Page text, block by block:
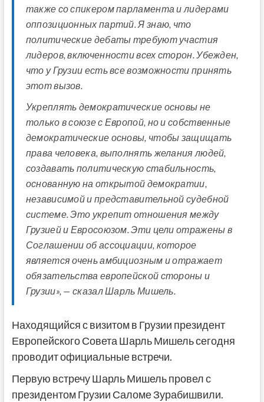
также со спикером парламента и лидерами
оппозиционных партий. Я знаю, что
политические дебаты требуют участия
лидеров, включенности всех сторон. Убежден,
что у Грузии есть все возможности принять
этот вызов.
Укреплять демократические основы не
только в союзе с Европой, но и собственные
демократические основы, чтобы защищать
права человека, выполнять желания людей,
создавать политическую стабильность,
основанную на открытой демократии,
независимой и представительной судебной
системе. Это укрепит отношения между
Грузией и Евросоюзом. Эти цели отражены в
Соглашении об ассоциации, которое
является очень амбициозным и отражает
обязательства европейской стороны и
Грузии», — сказал Шарль Мишель.
Находящийся с визитом в Грузии президент
Европейского Совета Шарль Мишель сегодня
проводит официальные встречи.
Первую встречу Шарль Мишель провел с
президентом Грузии Саломе Зурабишвили.